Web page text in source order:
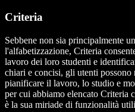
Criteria
Sebbene non sia principalmente
l'alfabetizzazione, Criteria
lavoro dei loro studenti e
chiari e concisi, gli utenti possono
pianificare il lavoro, lo studio e
per cui abbiamo elencato Criteria
è la sua miriade di funzionalità